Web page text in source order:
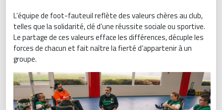
L’équipe de foot-fauteuil reflète des valeurs chères au club,
telles que la solidarité, clé d’une réussite sociale ou sportive.
Le partage de ces valeurs efface les différences, décuple les
forces de chacun et fait naître la fierté d’appartenir à un
groupe.